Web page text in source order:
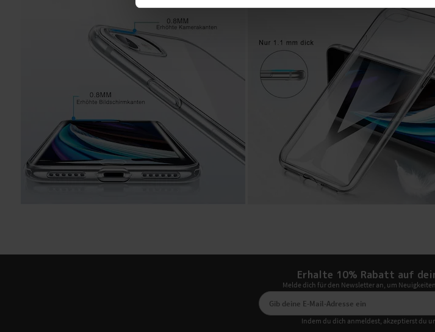
Erhalte 10% Rabatt auf
Melde dich für den Newsletter an, um
Indem du dich anmeldest, akzeptierst du